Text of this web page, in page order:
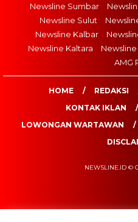
Newsline Sumbar
Newsline Sulut
Newsline Kalbar
Newsline Kaltara
AMG
HOME REDAKSI
KONTAK IKLAN
LOWONGAN WARTAWAN
NEWSLINE.ID ©